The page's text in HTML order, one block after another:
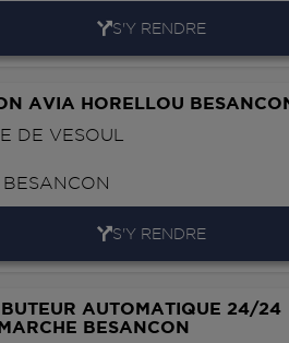
S'Y RENDRE
AVIA HORELLOU
DE VESOUL
BESANCON
S'Y RENDRE
AUTOMATIQUE 24/24
BESANCON